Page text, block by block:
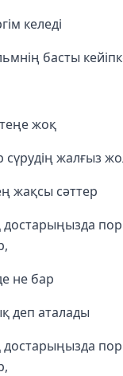
келеді
басты
жоқ
сүрудің жалғыз
жақсы сәттер
достарыңызда
не бар
деп аталады
достарыңызда